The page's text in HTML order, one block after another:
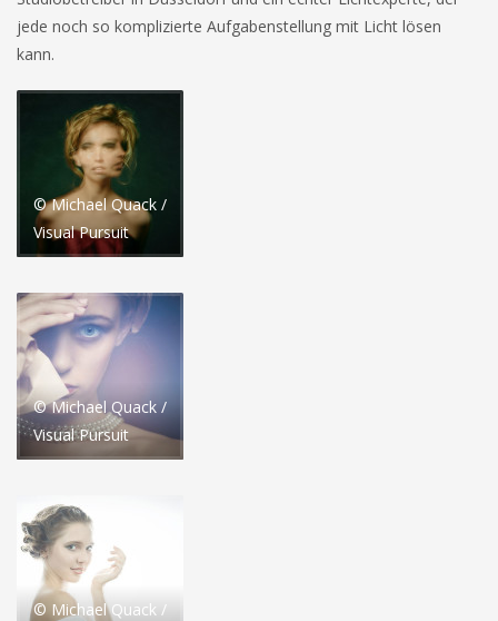
jede noch so komplizierte Aufgabenstellung mit Licht lösen
kann.
© Michael Quack /
Visual Pursuit
© Michael Quack /
Visual Pursuit
© Michael Quack /